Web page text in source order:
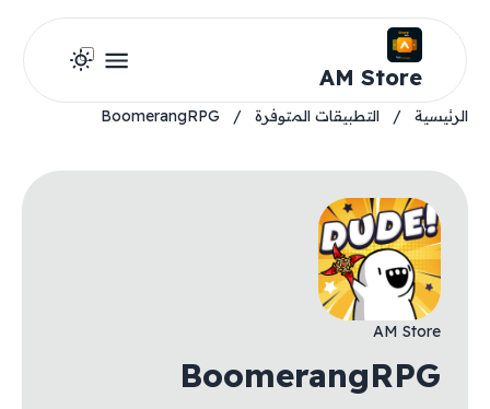
AM Store
الرئيسية / التطبيقات المتوفرة /
BoomerangRPG
AM Store
BoomerangRPG